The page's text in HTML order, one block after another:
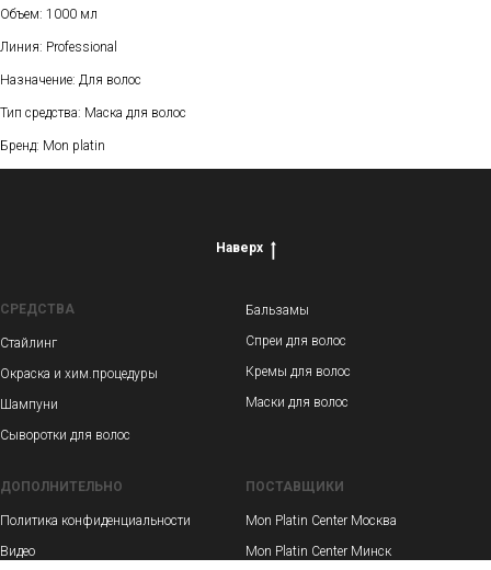
Объем: 1000 мл
Линия: Professional
Назначение: Для волос
Тип средства: Маска для волос
Бренд: Mon platin
Наверх
СРЕДСТВА
Стайлинг
Окраска и хим.процедуры
Шампуни
Сыворотки для волос
Бальзамы
Спреи для волос
Кремы для волос
Маски для волос
ДОПОЛНИТЕЛЬНО
Политика конфиденциальности
Видео
ПОСТАВЩИКИ
Mon Platin Center Москва
Mon Platin Center Минск